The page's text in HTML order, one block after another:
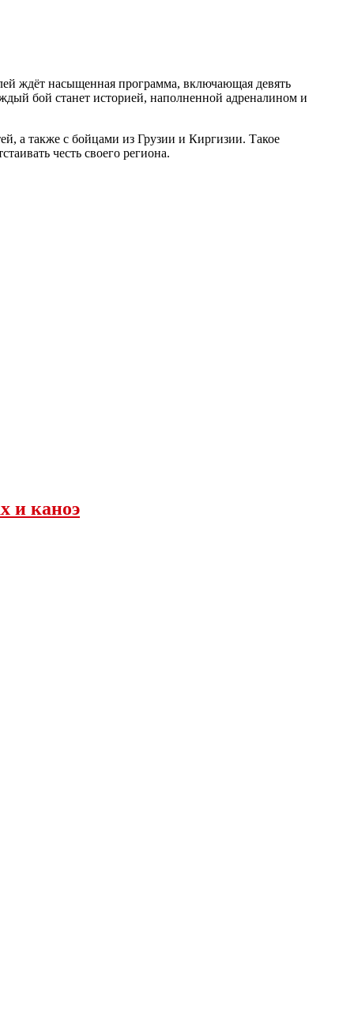
ждёт насыщенная программа, включающая девять
бой станет историей, наполненной адреналином и
а также с бойцами из Грузии и Киргизии. Такое
честь своего региона.
и каноэ